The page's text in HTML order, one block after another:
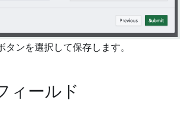
タンを選択して保存します。
ィールド